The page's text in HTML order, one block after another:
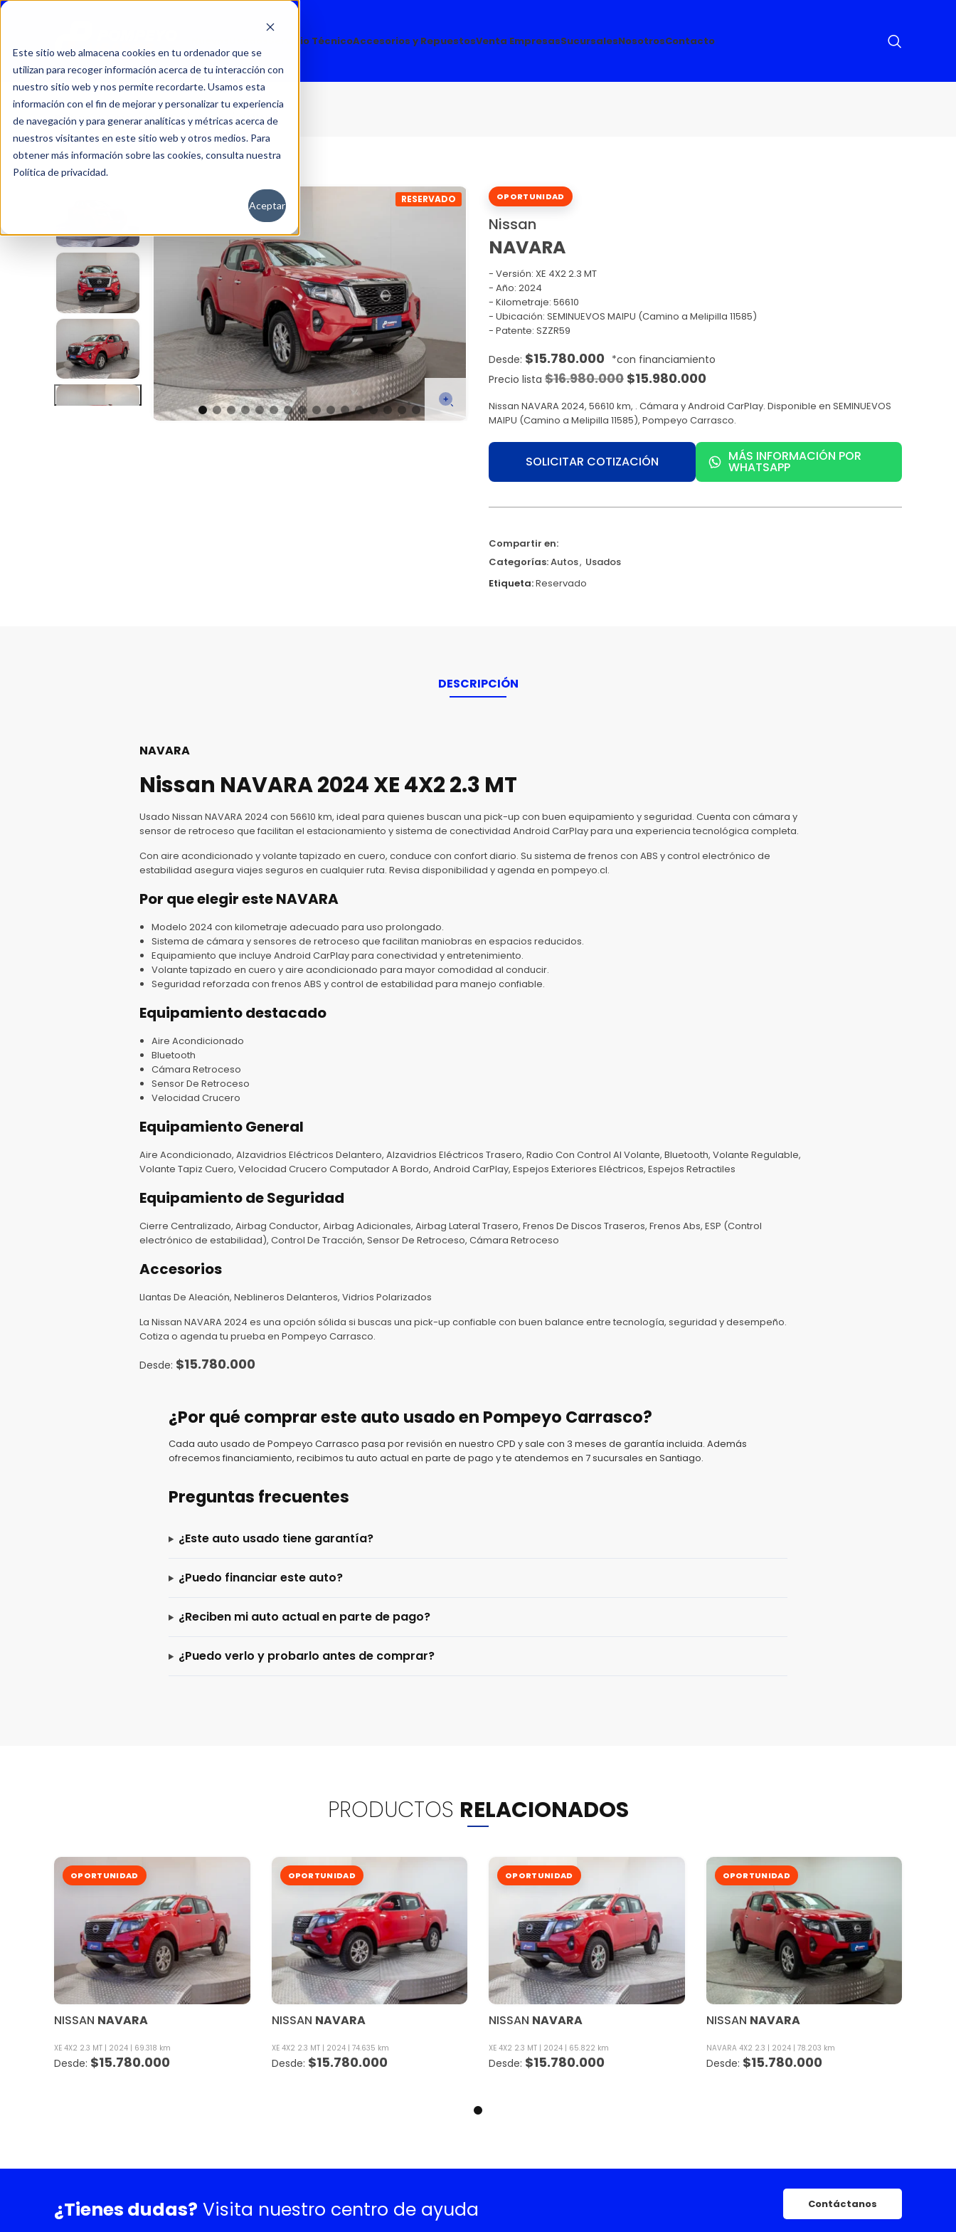
Este sitio web almacena cookies en tu ordenador que se
utilizan para recoger información acerca de tu interacción con
nuestro sitio web y nos permite recordarte. Usamos esta
información con el fin de mejorar y personalizar tu experiencia
de navegación y para generar analíticas y métricas acerca de
nuestros visitantes en este sitio web y otros medios. Para
obtener más información sobre las cookies, consulta nuestra
Política de privacidad.
Aceptar
Servicio TécnicoAccesorios y RepuestosVenta EmpresasSucursalesNosotrosContacto
Inicio Autos Usados Nissan NAVARA
RESERVADO OPORTUNIDAD
Nissan
NAVARA
Versión: XE 4X2 2.3 MT
Año: 2024
Kilometraje: 56610
Ubicación: SEMINUEVOS MAIPU (Camino a Melipilla 11585)
Patente: SZZR59
$15.780.000
Precio lista $16.980.000 $15.980.000
Nissan NAVARA 2024, 56610 km, . Cámara y Android CarPlay. Disponible en SEMINUEVOS
MAIPU (Camino a Melipilla 11585), Pompeyo Carrasco.
SOLICITAR COTIZACIÓN MÁS INFORMACIÓN POR
WHATSAPP
Compartir en:
Categorías:Autos, Usados
Etiqueta:Reservado
DESCRIPCIÓN
NAVARA
Nissan NAVARA 2024 XE 4X2 2.3 MT
Usado Nissan NAVARA 2024 con 56610 km, ideal para quienes buscan una pick-up con buen equipamiento y seguridad. Cuenta con cámara y
sensor de retroceso que facilitan el estacionamiento y sistema de conectividad Android CarPlay para una experiencia tecnológica completa.
Con aire acondicionado y volante tapizado en cuero, conduce con confort diario. Su sistema de frenos con ABS y control electrónico de
estabilidad asegura viajes seguros en cualquier ruta. Revisa disponibilidad y agenda en pompeyo.cl.
Por que elegir este NAVARA
Modelo 2024 con kilometraje adecuado para uso prolongado.
Sistema de cámara y sensores de retroceso que facilitan maniobras en espacios reducidos.
Equipamiento que incluye Android CarPlay para conectividad y entretenimiento.
Volante tapizado en cuero y aire acondicionado para mayor comodidad al conducir.
Seguridad reforzada con frenos ABS y control de estabilidad para manejo confiable.
Equipamiento destacado
Aire Acondicionado
Bluetooth
Cámara Retroceso
Sensor De Retroceso
Velocidad Crucero
Equipamiento General
Aire Acondicionado, Alzavidrios Eléctricos Delantero, Alzavidrios Eléctricos Trasero, Radio Con Control Al Volante, Bluetooth, Volante Regulable,
Volante Tapiz Cuero, Velocidad Crucero Computador A Bordo, Android CarPlay, Espejos Exteriores Eléctricos, Espejos Retractiles
Equipamiento de Seguridad
Cierre Centralizado, Airbag Conductor, Airbag Adicionales, Airbag Lateral Trasero, Frenos De Discos Traseros, Frenos Abs, ESP (Control
electrónico de estabilidad), Control De Tracción, Sensor De Retroceso, Cámara Retroceso
Accesorios
Llantas De Aleación, Neblineros Delanteros, Vidrios Polarizados
La Nissan NAVARA 2024 es una opción sólida si buscas una pick-up confiable con buen balance entre tecnología, seguridad y desempeño.
Cotiza o agenda tu prueba en Pompeyo Carrasco.
$15.780.000
¿Por qué comprar este auto usado en Pompeyo Carrasco?
Cada auto usado de Pompeyo Carrasco pasa por revisión en nuestro CPD y sale con 3 meses de garantía incluida. Además
ofrecemos financiamiento, recibimos tu auto actual en parte de pago y te atendemos en 7 sucursales en Santiago.
Preguntas frecuentes
¿Este auto usado tiene garantía?
¿Puedo financiar este auto?
¿Reciben mi auto actual en parte de pago?
¿Puedo verlo y probarlo antes de comprar?
PRODUCTOS RELACIONADOS
OPORTUNIDAD
NISSAN NAVARA
XE 4X2 2.3 MT 2024 69.318 km
$15.780.000
OPORTUNIDAD
NISSAN NAVARA
XE 4X2 2.3 MT 2024 74.635 km
$15.780.000
OPORTUNIDAD
NISSAN NAVARA
XE 4X2 2.3 MT 2024 65.822 km
$15.780.000
OPORTUNIDAD
NISSAN NAVARA
NAVARA 4X2 2.3 2024 78.203 km
$15.780.000
¿Tienes dudas? Visita nuestro centro de ayuda Contáctanos